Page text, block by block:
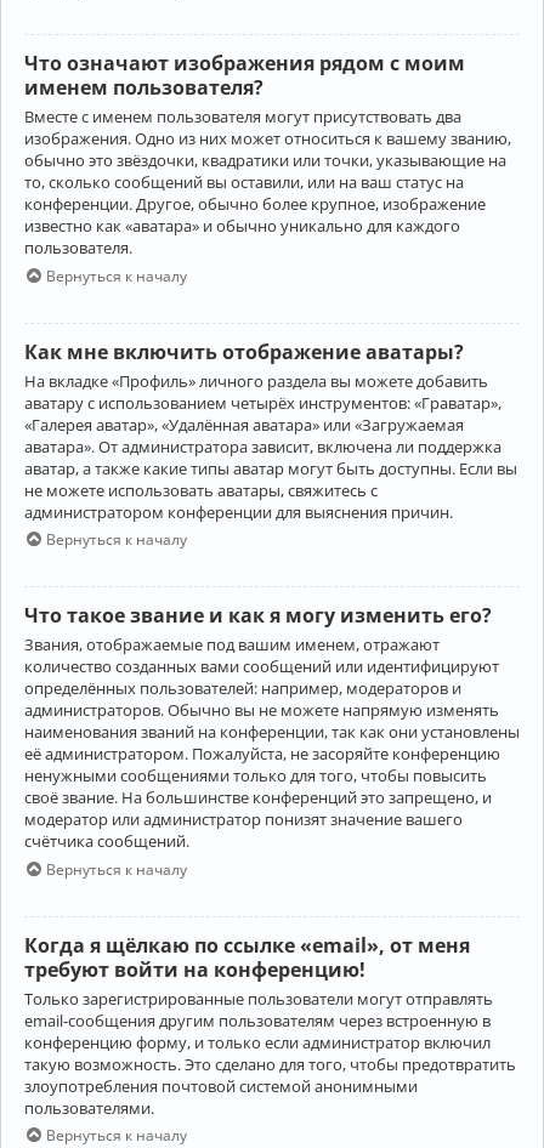
Что означают изображения рядом с моим
именем пользователя?
Вместе с именем пользователя могут присутствовать два
изображения. Одно из них может относиться к вашему званию,
обычно это звёздочки, квадратики или точки, указывающие на
то, сколько сообщений вы оставили, или на ваш статус на
конференции. Другое, обычно более крупное, изображение
известно как «аватара» и обычно уникально для каждого
пользователя.
Вернуться к началу
Как мне включить отображение аватары?
На вкладке «Профиль» личного раздела вы можете добавить
аватару с использованием четырёх инструментов: «Граватар»,
«Галерея аватар», «Удалённая аватара» или «Загружаемая
аватара». От администратора зависит, включена ли поддержка
аватар, а также какие типы аватар могут быть доступны. Если вы
не можете использовать аватары, свяжитесь с
администратором конференции для выяснения причин.
Вернуться к началу
Что такое звание и как я могу изменить его?
Звания, отображаемые под вашим именем, отражают
количество созданных вами сообщений или идентифицируют
определённых пользователей: например, модераторов и
администраторов. Обычно вы не можете напрямую изменять
наименования званий на конференции, так как они установлены
её администратором. Пожалуйста, не засоряйте конференцию
ненужными сообщениями только для того, чтобы повысить
своё звание. На большинстве конференций это запрещено, и
модератор или администратор понизят значение вашего
счётчика сообщений.
Вернуться к началу
Когда я щёлкаю по ссылке «email», от меня
требуют войти на конференцию!
Только зарегистрированные пользователи могут отправлять
email-сообщения другим пользователям через встроенную в
конференцию форму, и только если администратор включил
такую возможность. Это сделано для того, чтобы предотвратить
злоупотребления почтовой системой анонимными
пользователями.
Вернуться к началу